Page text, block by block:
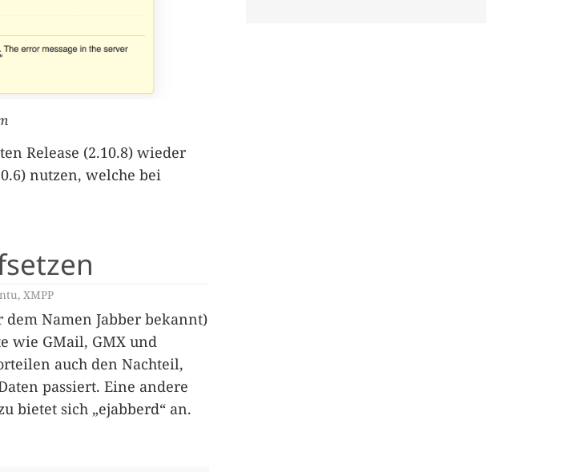
Release (2.10.8) wieder
nutzen, welche bei
, XMPP
Namen Jabber bekannt)
wie GMail, GMX und
auch den Nachteil,
passiert. Eine andere
bietet sich „ejabberd“ an.